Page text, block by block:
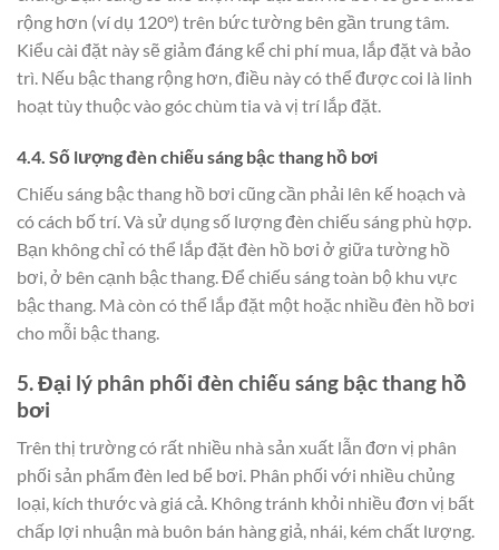
rộng hơn (ví dụ 120°) trên bức tường bên gần trung tâm.
Kiểu cài đặt này sẽ giảm đáng kể chi phí mua, lắp đặt và bảo
trì. Nếu bậc thang rộng hơn, điều này có thể được coi là linh
hoạt tùy thuộc vào góc chùm tia và vị trí lắp đặt.
4.4. Số lượng đèn chiếu sáng bậc thang hồ bơi
Chiếu sáng bậc thang hồ bơi cũng cần phải lên kế hoạch và
có cách bố trí. Và sử dụng số lượng đèn chiếu sáng phù hợp.
Bạn không chỉ có thể lắp đặt đèn hồ bơi ở giữa tường hồ
bơi, ở bên cạnh bậc thang. Để chiếu sáng toàn bộ khu vực
bậc thang. Mà còn có thể lắp đặt một hoặc nhiều đèn hồ bơi
cho mỗi bậc thang.
5. Đại lý phân phối đèn chiếu sáng bậc thang hồ
bơi
Trên thị trường có rất nhiều nhà sản xuất lẫn đơn vị phân
phối sản phẩm đèn led bể bơi. Phân phối với nhiều chủng
loại, kích thước và giá cả. Không tránh khỏi nhiều đơn vị bất
chấp lợi nhuận mà buôn bán hàng giả, nhái, kém chất lượng.